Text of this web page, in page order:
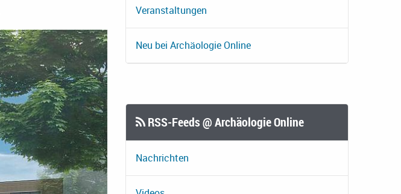
Veranstaltungen
Neu bei Archäologie Online
RSS-Feeds @ Archäologie Online
Nachrichten